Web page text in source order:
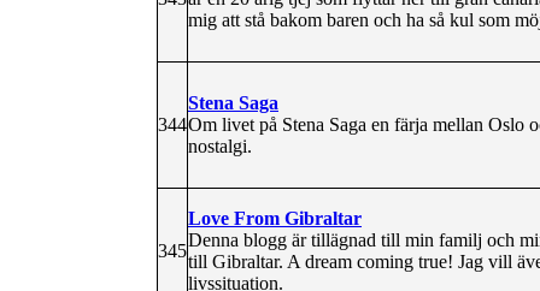
mig att stå bakom baren och ha så kul som
344
Stena Saga
Om livet på Stena Saga en färja mellan Oslo
nostalgi.
345
Love From Gibraltar
Denna blogg är tillägnad till min familj och
till Gibraltar. A dream coming true! Jag vill
livssituation.